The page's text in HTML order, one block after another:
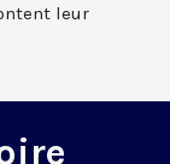
leur